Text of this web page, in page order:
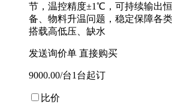
节，温控精度±1℃，可持续输出
备、物料升温问题，稳定保障各
搭载高低压、缺水
发送询价单 直接购买
9000.00/台1台起订
比价